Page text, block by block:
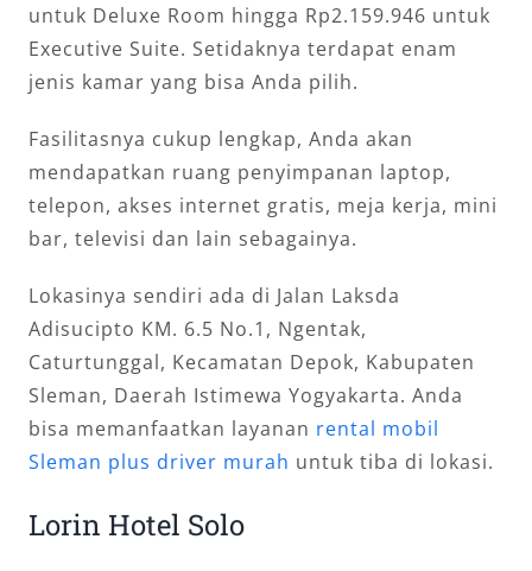
untuk Deluxe Room hingga Rp2.159.946 untuk
Executive Suite. Setidaknya terdapat enam
jenis kamar yang bisa Anda pilih.
Fasilitasnya cukup lengkap, Anda akan
mendapatkan ruang penyimpanan laptop,
telepon, akses internet gratis, meja kerja, mini
bar, televisi dan lain sebagainya.
Lokasinya sendiri ada di Jalan Laksda
Adisucipto KM. 6.5 No.1, Ngentak,
Caturtunggal, Kecamatan Depok, Kabupaten
Sleman, Daerah Istimewa Yogyakarta. Anda
bisa memanfaatkan layanan rental mobil
Sleman plus driver murah untuk tiba di lokasi.
Lorin Hotel Solo